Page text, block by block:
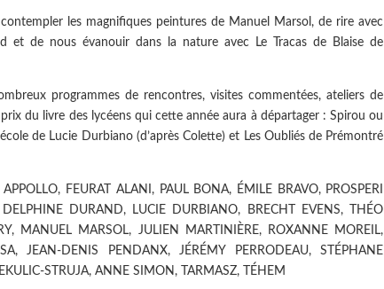
les magnifiques peintures de Manuel Marsol, de rire avec
et de nous évanouir dans la nature avec Le Tracas de Blaise de
programmes de rencontres, visites commentées, ateliers de
du livre des lycéens qui cette année aura à départager : Spirou ou
de Lucie Durbiano (d’après Colette) et Les Oubliés de Prémontré
FEURAT ALANI, PAUL BONA, ÉMILE BRAVO, PROSPERI
DURAND, LUCIE DURBIANO, BRECHT EVENS, THÉO
MANUEL MARSOL, JULIEN MARTINIÈRE, ROXANNE MOREIL,
JEAN-DENIS PENDANX, JÉRÉMY PERRODEAU, STÉPHANE
STRUJA, ANNE SIMON, TARMASZ, TÉHEM